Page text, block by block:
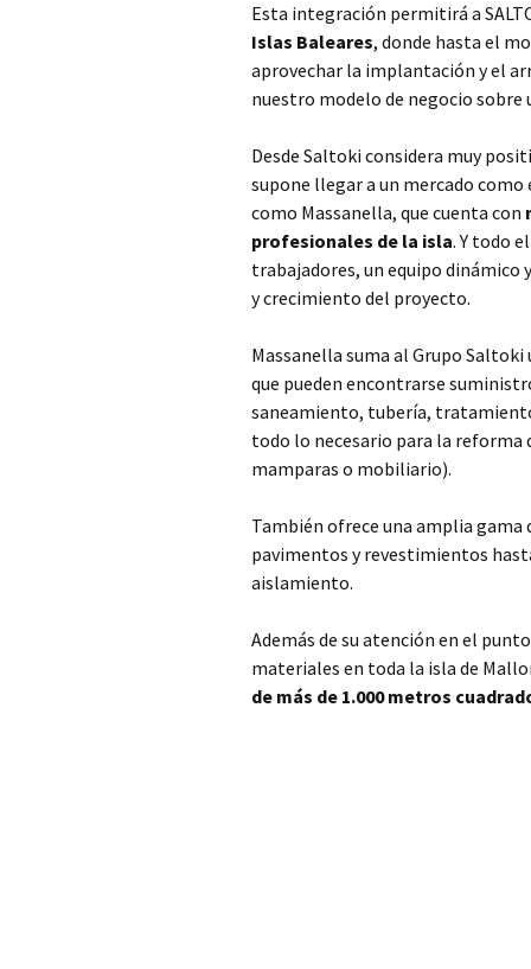
Esta integración permitirá a
Islas Baleares, donde hasta el
aprovechar la implantación y el
nuestro modelo de negocio sobre
Desde Saltoki considera muy
supone llegar a un mercado
como Massanella, que cuenta con
profesionales de la isla. Y todo
trabajadores, un equipo
y crecimiento del proyecto.
Massanella suma al Grupo Saltoki
que pueden encontrarse
saneamiento, tubería,
todo lo necesario para la reforma
mamparas o mobiliario).
También ofrece una amplia gama
pavimentos y revestimientos
aislamiento.
Además de su atención en el
materiales en toda la isla de
de más de 1.000 metros